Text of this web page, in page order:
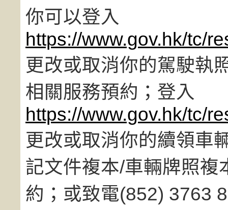
你可以登入
https://www.gov.hk/tc/
更改或取消你的駕駛執
相關服務預約；登入
https://www.gov.hk/tc/
更改或取消你的續領車
記文件複本/車輛牌照複
約；或致電(852) 3763